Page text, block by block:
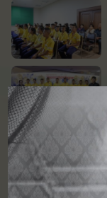
‹ กิจกรรม
ก่อนหน้า